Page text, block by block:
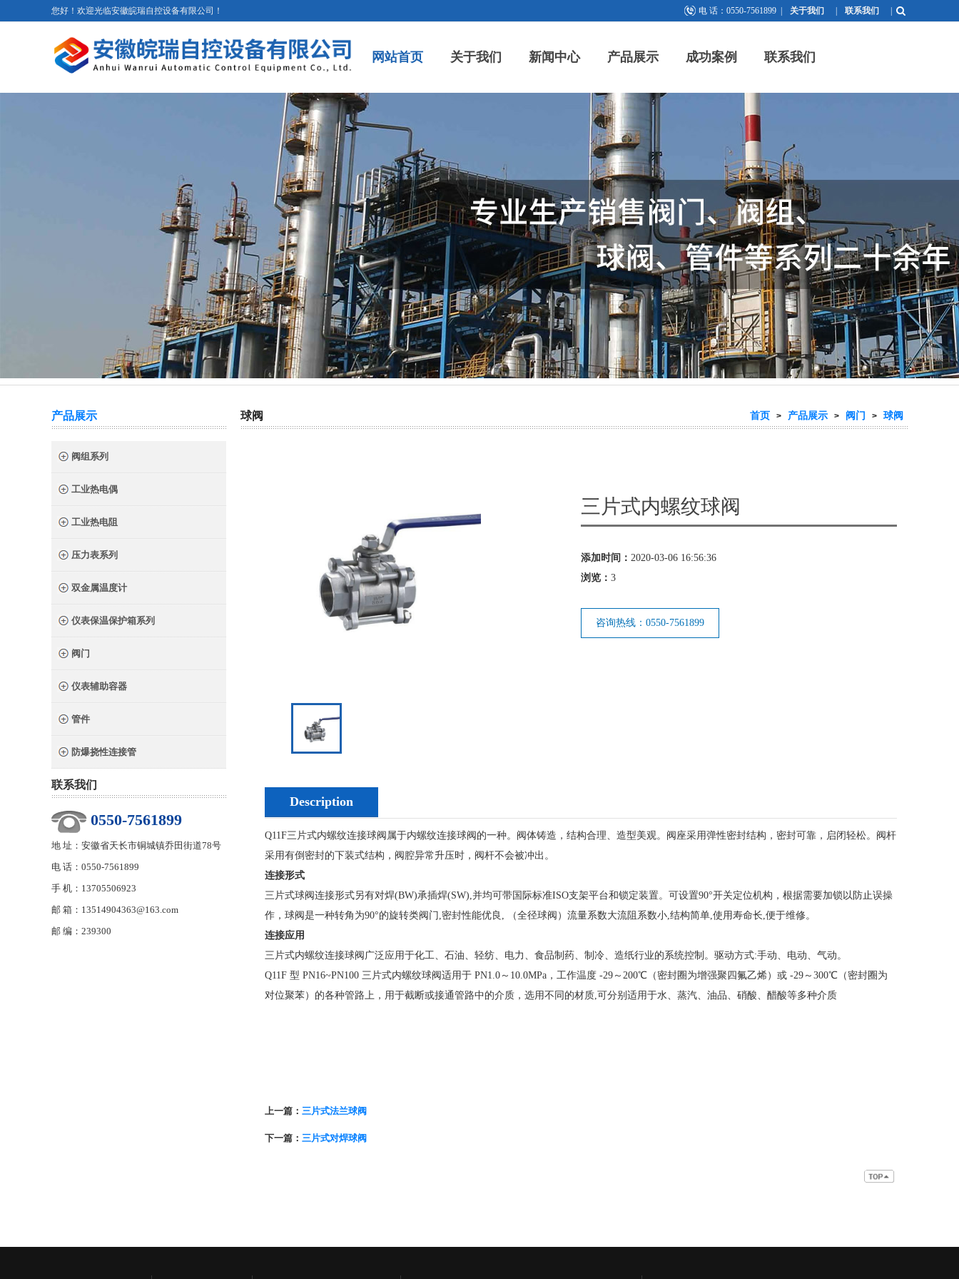
您好！欢迎光临安徽皖瑞自控设备有限公司！ 电 话：0550-7561899 关于我们 联系我们
网站首页 关于我们 新闻中心 产品展示 成功案例 联系我们
热门关键词： 截止阀 针型阀 二阀组 三阀组 气源球阀 防堵取样装置
产品展示
阀组系列
工业热电偶
工业热电阻
压力表系列
双金属温度计
仪表保温保护箱系列
阀门
仪表辅助容器
管件
防爆挠性连接管
联系我们
0550-7561899
地 址：安徽省天长市铜城镇乔田街道78号
电 话：0550-7561899
手 机：13705506923
邮 箱：13514904363@163.com
邮 编：239300
首页 > 产品展示 > 阀门 > 球阀
球阀
三片式内螺纹球阀
添加时间： 2020-03-06 16:56:36
浏览： 3
咨询热线：0550-7561899
Description
Q11F三片式内螺纹连接球阀属于内螺纹连接球阀的一种。阀体铸造，结构合理、造型美观。阀座采用弹性密封结构，密封可靠，启闭轻松。阀杆
采用有倒密封的下装式结构，阀腔异常升压时，阀杆不会被冲出。
连接形式
三片式球阀连接形式另有对焊(BW)承插焊(SW),并均可带国际标准ISO支架平台和锁定装置。可设置90°开关定位机构，根据需要加锁以防止误操
作，球阀是一种转角为90°的旋转类阀门,密封性能优良, （全径球阀）流量系数大流阻系数小,结构简单,使用寿命长,便于维修。
连接应用
三片式内螺纹连接球阀广泛应用于化工、石油、轻纺、电力、食品制药、制冷、造纸行业的系统控制。驱动方式:手动、电动、气动。
Q11F 型 PN16~PN100 三片式内螺纹球阀适用于 PN1.0～10.0MPa，工作温度 -29～200℃（密封圈为增强聚四氟乙烯）或 -29～300℃（密封圈为
对位聚苯）的各种管路上，用于截断或接通管路中的介质，选用不同的材质,可分别适用于水、蒸汽、油品、硝酸、醋酸等多种介质
上一篇： 三片式法兰球阀
下一篇： 三片式对焊球阀